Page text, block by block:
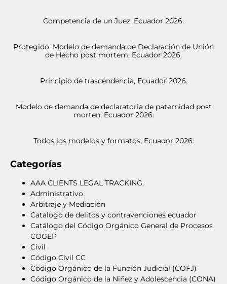
Competencia de un Juez, Ecuador 2026.
Protegido: Modelo de demanda de Declaración de Unión
de Hecho post mortem, Ecuador 2026.
Principio de trascendencia, Ecuador 2026.
Modelo de demanda de declaratoria de paternidad post
morten, Ecuador 2026.
Todos los modelos y formatos, Ecuador 2026.
Categorías
AAA CLIENTS LEGAL TRACKING.
Administrativo
Arbitraje y Mediación
Catalogo de delitos y contravenciones ecuador
Catálogo del Código Orgánico General de Procesos
COGEP
Civil
Código Civil CC
Código Orgánico de la Función Judicial (COFJ)
Código Orgánico de la Niñez y Adolescencia (CONA)